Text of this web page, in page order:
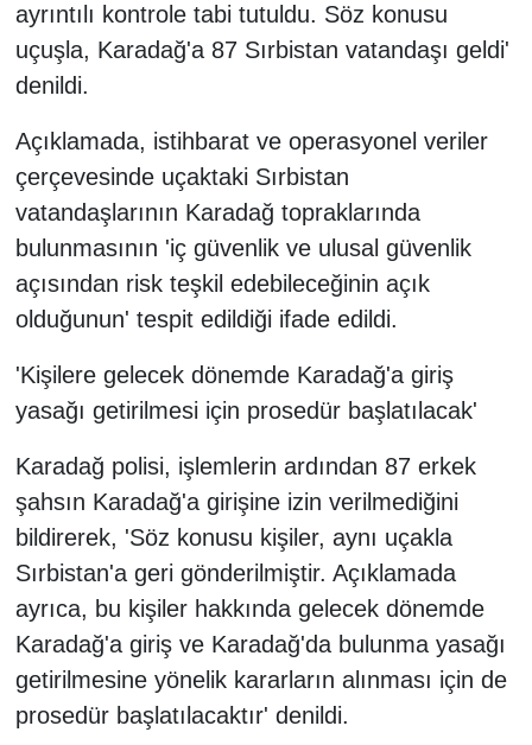
ayrıntılı kontrole tabi tutuldu. Söz konusu
uçuşla, Karadağ'a 87 Sırbistan vatandaşı geldi'
denildi.
Açıklamada, istihbarat ve operasyonel veriler
çerçevesinde uçaktaki Sırbistan
vatandaşlarının Karadağ topraklarında
bulunmasının 'iç güvenlik ve ulusal güvenlik
açısından risk teşkil edebileceğinin açık
olduğunun' tespit edildiği ifade edildi.
'Kişilere gelecek dönemde Karadağ'a giriş
yasağı getirilmesi için prosedür başlatılacak'
Karadağ polisi, işlemlerin ardından 87 erkek
şahsın Karadağ'a girişine izin verilmediğini
bildirerek, 'Söz konusu kişiler, aynı uçakla
Sırbistan'a geri gönderilmiştir. Açıklamada
ayrıca, bu kişiler hakkında gelecek dönemde
Karadağ'a giriş ve Karadağ'da bulunma yasağı
getirilmesine yönelik kararların alınması için de
prosedür başlatılacaktır' denildi.